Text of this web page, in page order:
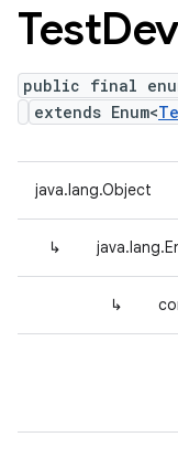
Test
public final
extends Enum<
java.lang.Object
↳
↳